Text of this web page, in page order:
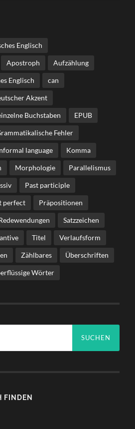
Englisch
Apostroph Aufzählung
Englisch can
Akzent
Buchstaben EPUB
Fehler
language Komma
Morphologie Parallelismus
Past participle
perfect Präpositionen
Satzzeichen
Titel Verlaufsform
Zählbares Überschriften
Wörter
FINDEN